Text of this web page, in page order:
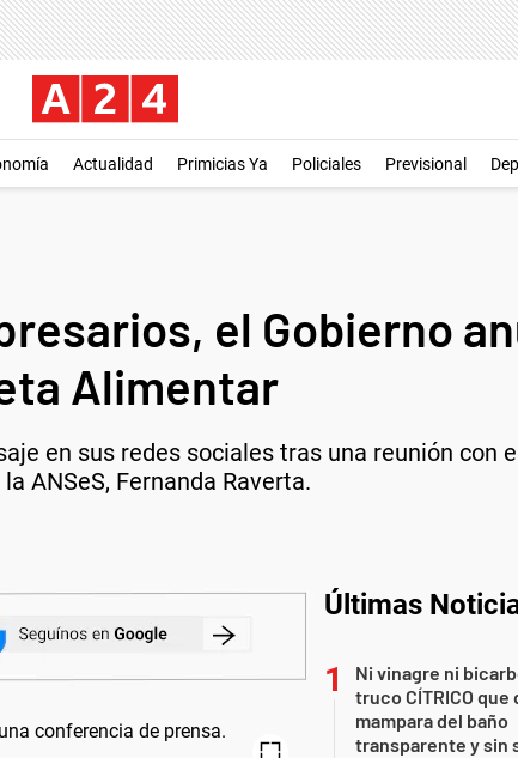
Actualidad Primicias Ya Policiales Previsional
el Gobierno
Alimentar
en sus redes sociales tras una reunión con
ANSeS, Fernanda Raverta.
Últimas
Ni vinagre ni
truco CÍTRICO que
mampara del baño
transparente y sin